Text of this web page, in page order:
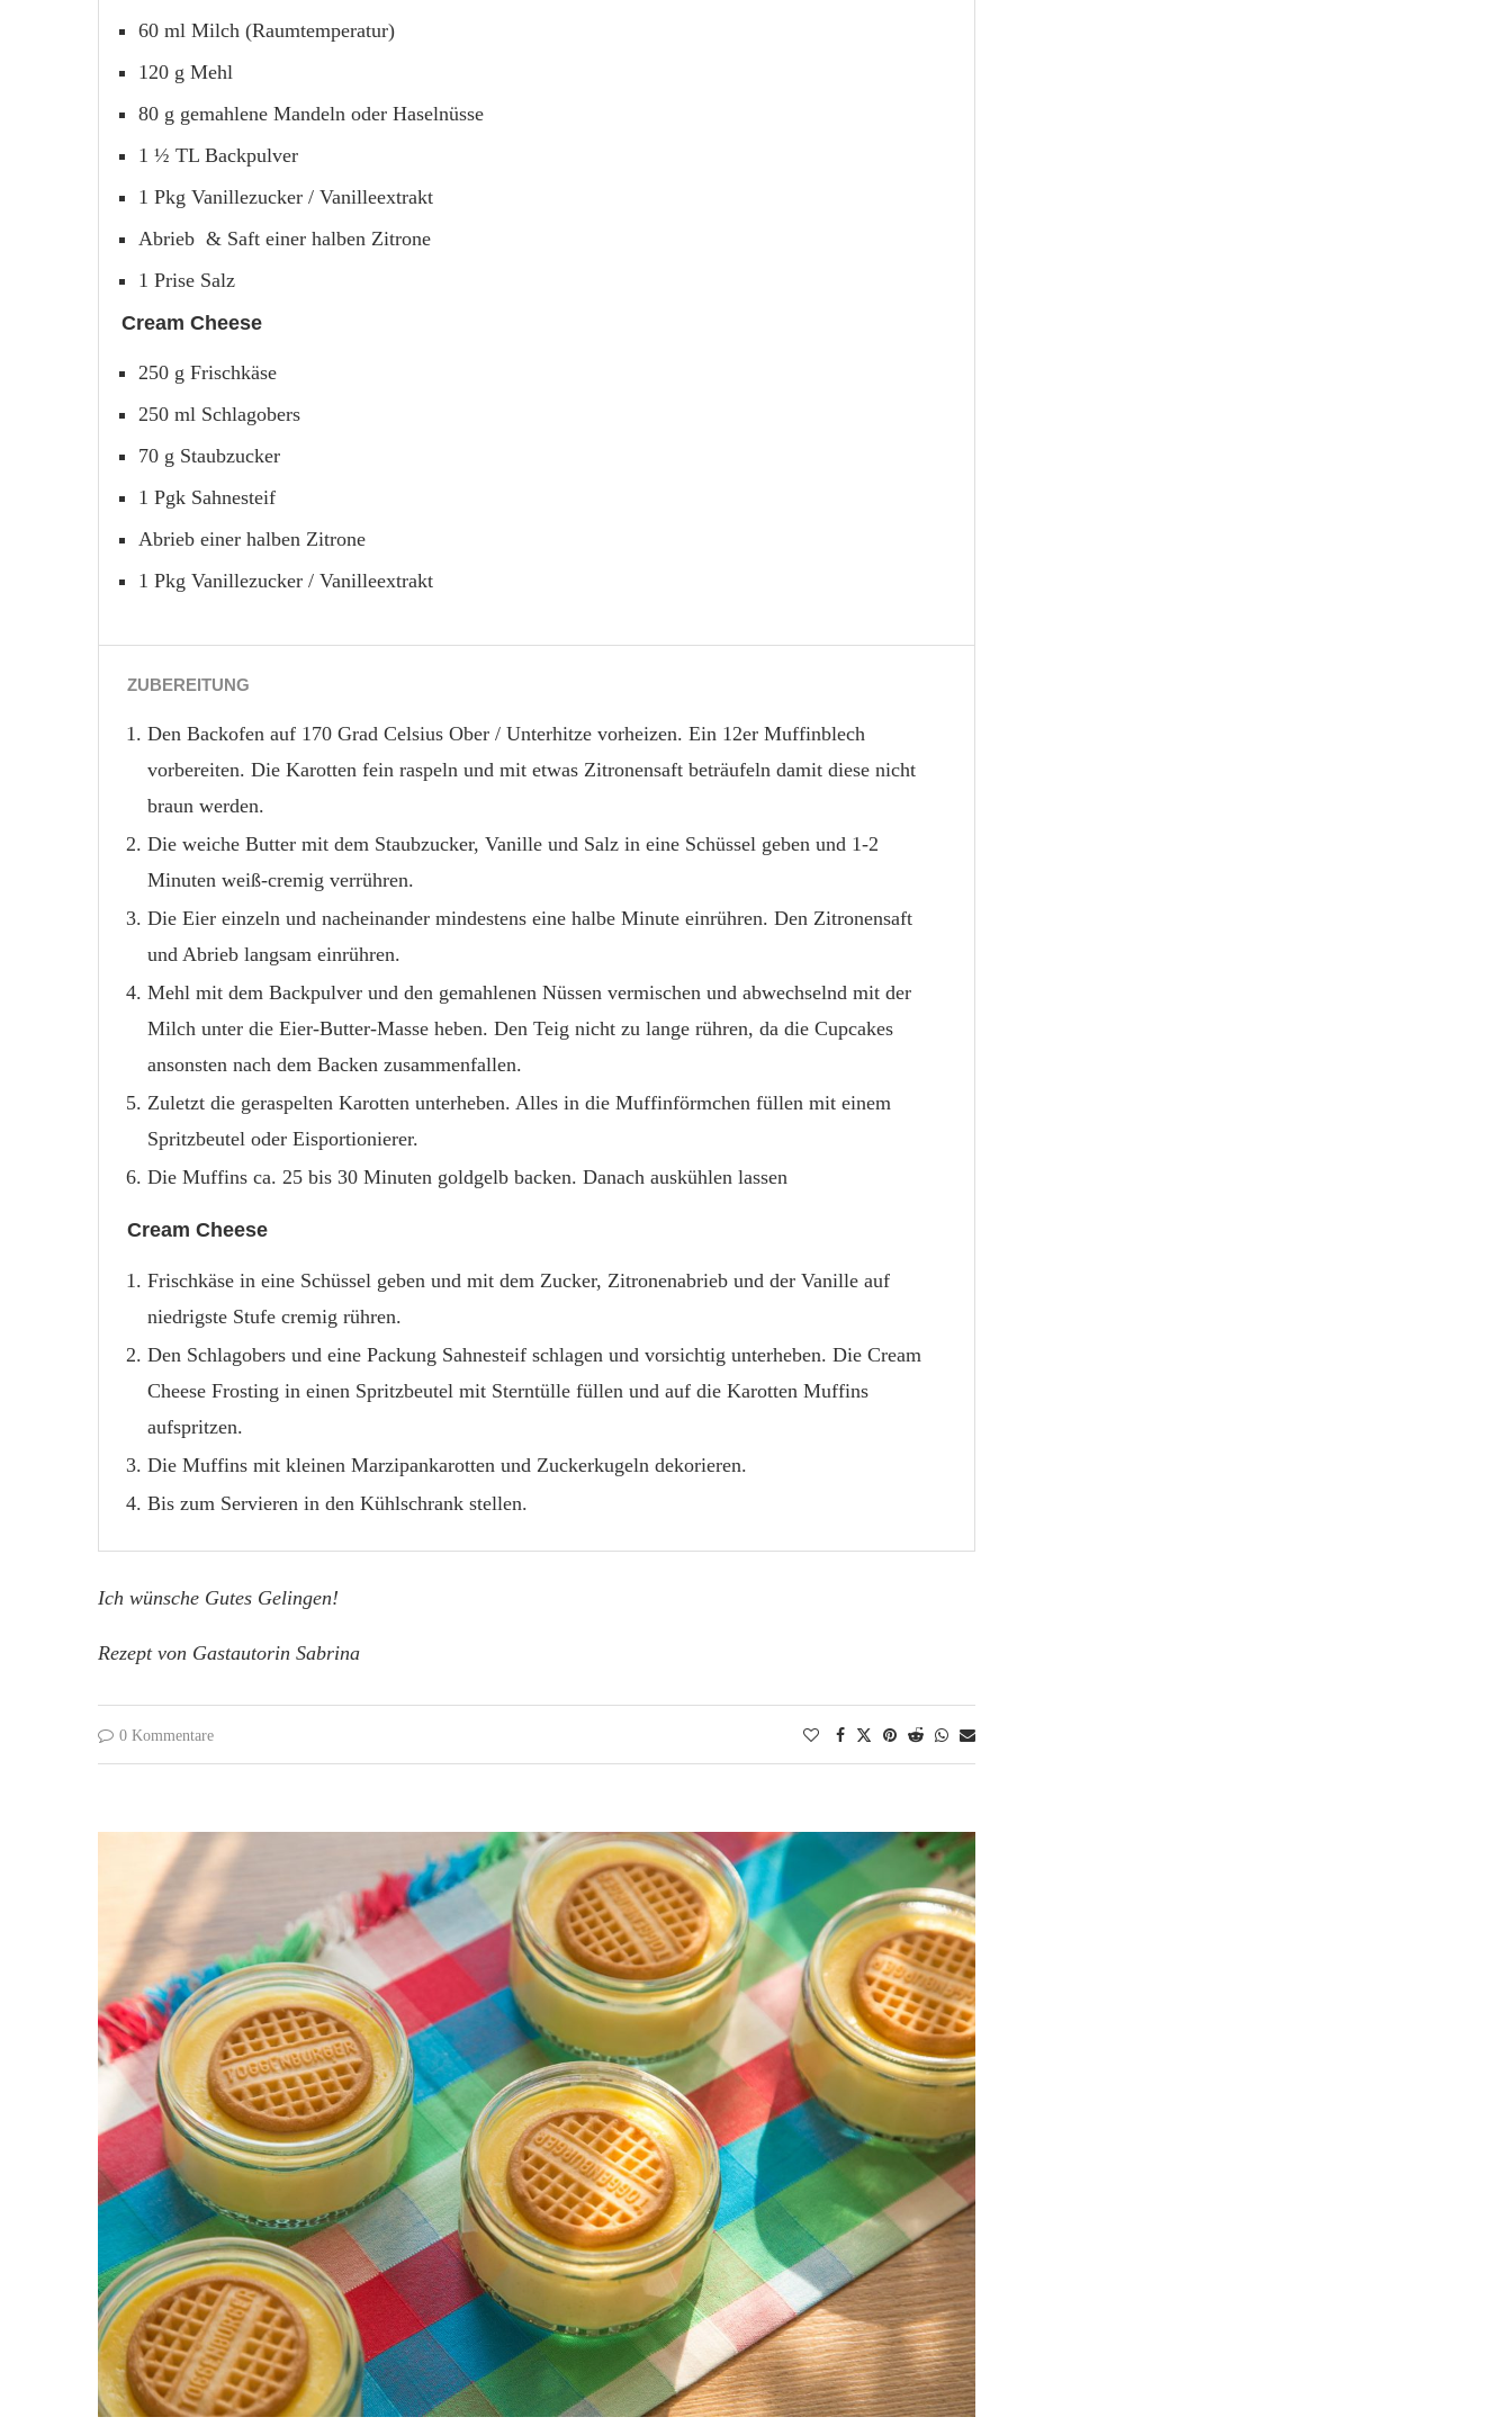
60 ml Milch (Raumtemperatur)
120 g Mehl
80 g gemahlene Mandeln oder Haselnüsse
1 ½ TL Backpulver
1 Pkg Vanillezucker / Vanilleextrakt
Abrieb & Saft einer halben Zitrone
1 Prise Salz
Cream Cheese
250 g Frischkäse
250 ml Schlagobers
70 g Staubzucker
1 Pgk Sahnesteif
Abrieb einer halben Zitrone
1 Pkg Vanillezucker / Vanilleextrakt
ZUBEREITUNG
Den Backofen auf 170 Grad Celsius Ober / Unterhitze vorheizen. Ein 12er Muffinblech
vorbereiten. Die Karotten fein raspeln und mit etwas Zitronensaft beträufeln damit diese nicht
braun werden.
Die weiche Butter mit dem Staubzucker, Vanille und Salz in eine Schüssel geben und 1-2
Minuten weiß-cremig verrühren.
Die Eier einzeln und nacheinander mindestens eine halbe Minute einrühren. Den Zitronensaft
und Abrieb langsam einrühren.
Mehl mit dem Backpulver und den gemahlenen Nüssen vermischen und abwechselnd mit der
Milch unter die Eier-Butter-Masse heben. Den Teig nicht zu lange rühren, da die Cupcakes
ansonsten nach dem Backen zusammenfallen.
Zuletzt die geraspelten Karotten unterheben. Alles in die Muffinförmchen füllen mit einem
Spritzbeutel oder Eisportionierer.
Die Muffins ca. 25 bis 30 Minuten goldgelb backen. Danach auskühlen lassen
Cream Cheese
Frischkäse in eine Schüssel geben und mit dem Zucker, Zitronenabrieb und der Vanille auf
niedrigste Stufe cremig rühren.
Den Schlagobers und eine Packung Sahnesteif schlagen und vorsichtig unterheben. Die Cream
Cheese Frosting in einen Spritzbeutel mit Sterntülle füllen und auf die Karotten Muffins
aufspritzen.
Die Muffins mit kleinen Marzipankarotten und Zuckerkugeln dekorieren.
Bis zum Servieren in den Kühlschrank stellen.
Ich wünsche Gutes Gelingen!
Rezept von Gastautorin Sabrina
0 Kommentare